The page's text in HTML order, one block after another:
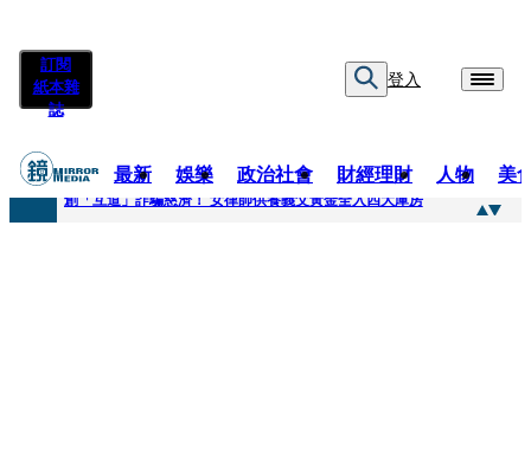
訂閱
紙本雜
誌
登入
最新 娛樂 政治社會 財經理財 人物 美
快訊
創「互道」詐騙慈濟！ 女律師供養義父黃金全入四大庫房